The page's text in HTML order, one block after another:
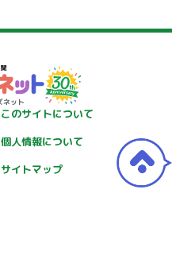
このサイトについて
個人情報について
サイトマップ